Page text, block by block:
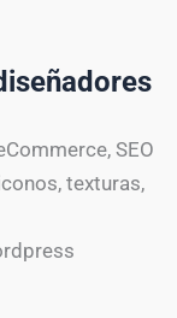
SEO
texturas,